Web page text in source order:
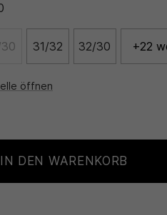
31/32 32/30 +22
öffnen
IN DEN WARENKORB